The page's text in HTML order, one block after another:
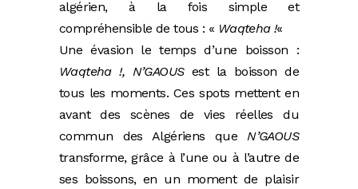
algérien, à la fois simple et
compréhensible de tous : « Waqteha !«
Une évasion le temps d’une boisson :
Waqteha !, N’GAOUS est la boisson de
tous les moments. Ces spots mettent en
avant des scènes de vies réelles du
commun des Algériens que N’GAOUS
transforme, grâce à l’une ou à l’autre de
ses boissons, en un moment de plaisir